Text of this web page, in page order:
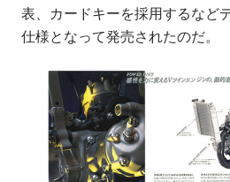
表、カードキーを採用するなど
仕様となって発売されたのだ。